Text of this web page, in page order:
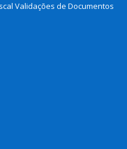
Validações de Documentos